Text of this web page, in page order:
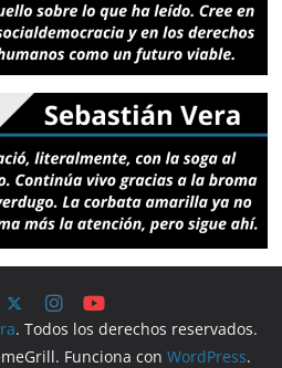
. Todos los derechos reservados.
Funciona con WordPress.